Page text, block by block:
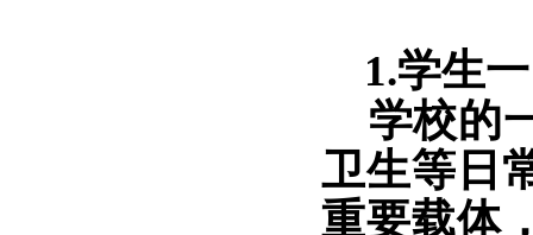
1.学生一
学校的
卫生等日
重要载体